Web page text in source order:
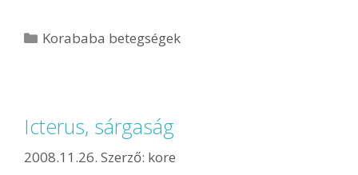
Korababa betegségek
Icterus, sárgaság
2008.11.26. Szerző: kore